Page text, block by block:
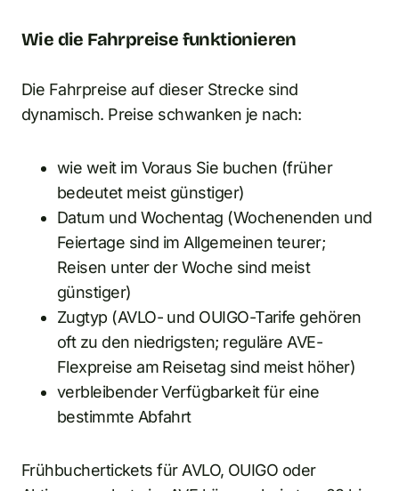
Wie die Fahrpreise funktionieren
Die Fahrpreise auf dieser Strecke sind
dynamisch. Preise schwanken je nach:
wie weit im Voraus Sie buchen (früher
bedeutet meist günstiger)
Datum und Wochentag (Wochenenden und
Feiertage sind im Allgemeinen teurer;
Reisen unter der Woche sind meist
günstiger)
Zugtyp (AVLO- und OUIGO-Tarife gehören
oft zu den niedrigsten; reguläre AVE-
Flexpreise am Reisetag sind meist höher)
verbleibender Verfügbarkeit für eine
bestimmte Abfahrt
Frühbuchertickets für AVLO, OUIGO oder